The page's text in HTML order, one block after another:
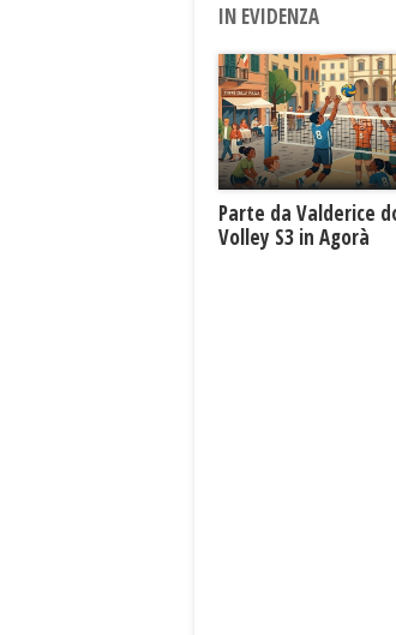
IN EVIDENZA
Parte da Valderice
Volley S3 in Agorà